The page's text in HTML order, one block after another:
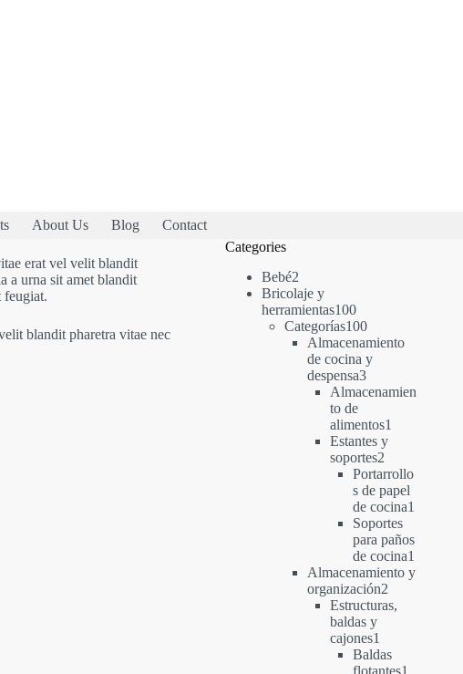
About Us Blog Contact
erat vel velit blandit
a urna sit amet blandit
feugiat.
blandit pharetra vitae nec
Categories
Bebé22
productos
Bricolaje y
herramientas100100
productos
Categorías100100
productos
Almacenamiento
de cocina y
despensa33
productos
Almacenamien
to de
alimentos1
Estantes y
soportes22
productos
Portarrollo
s de papel
de cocina1
Soportes
para paños
de cocina1
producto
Almacenamiento y
organización22
productos
Estructuras,
baldas y
cajones1
producto
Baldas
flotantes1